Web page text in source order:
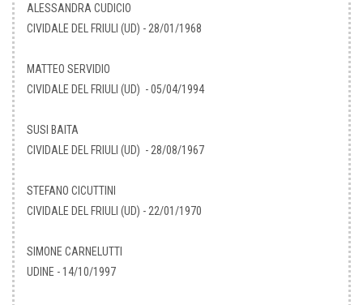
ALESSANDRA CUDICIO
CIVIDALE DEL FRIULI (UD) - 28/01/1968
MATTEO SERVIDIO
CIVIDALE DEL FRIULI (UD) - 05/04/1994
SUSI BAITA
CIVIDALE DEL FRIULI (UD) - 28/08/1967
STEFANO CICUTTINI
CIVIDALE DEL FRIULI (UD) - 22/01/1970
SIMONE CARNELUTTI
UDINE - 14/10/1997